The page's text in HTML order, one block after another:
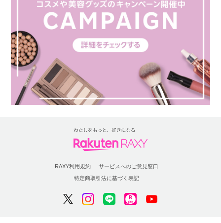
RAXY利用規約
サービスへのご意見窓口
特定商取引法に基づく表記